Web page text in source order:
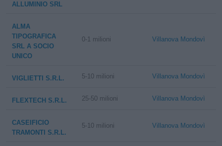
ALLUMINIO SRL
ALMA
TIPOGRAFICA
SRL A SOCIO
UNICO
0-1 milioni Villanova Mondovì
VIGLIETTI S.R.L. 5-10 milioni Villanova Mondovì
FLEXTECH S.R.L. 25-50 milioni Villanova Mondovì
CASEIFICIO
TRAMONTI S.R.L.
5-10 milioni Villanova Mondovì